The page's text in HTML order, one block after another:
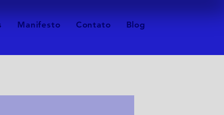
Manifesto Contato Blog